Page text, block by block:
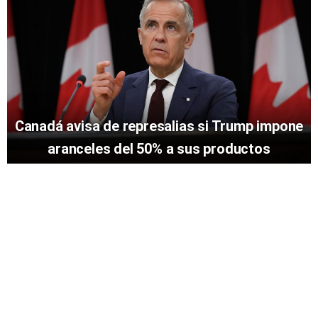
Canadá avisa de represalias si Trump impone
aranceles del 50% a sus productos